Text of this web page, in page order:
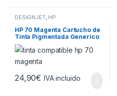
DESIGNJET, HP
HP 70 Magenta Cartucho de
Tinta Pigmentada Generico
– Reemplaza C9453A
24,90€ IVA incluido